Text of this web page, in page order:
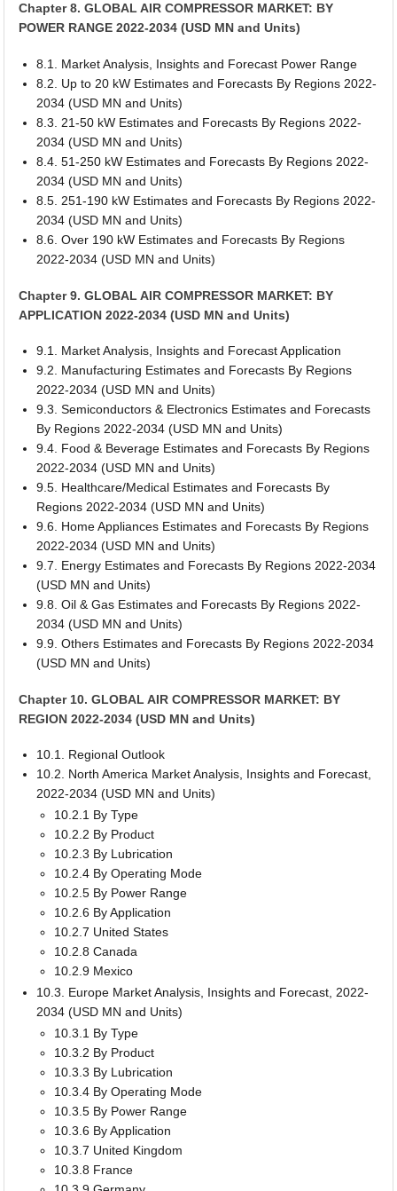
Chapter 8. GLOBAL AIR COMPRESSOR MARKET: BY
POWER RANGE 2022-2034 (USD MN and Units)
8.1. Market Analysis, Insights and Forecast Power Range
8.2. Up to 20 kW Estimates and Forecasts By Regions 2022-
2034 (USD MN and Units)
8.3. 21-50 kW Estimates and Forecasts By Regions 2022-
2034 (USD MN and Units)
8.4. 51-250 kW Estimates and Forecasts By Regions 2022-
2034 (USD MN and Units)
8.5. 251-190 kW Estimates and Forecasts By Regions 2022-
2034 (USD MN and Units)
8.6. Over 190 kW Estimates and Forecasts By Regions
2022-2034 (USD MN and Units)
Chapter 9. GLOBAL AIR COMPRESSOR MARKET: BY
APPLICATION 2022-2034 (USD MN and Units)
9.1. Market Analysis, Insights and Forecast Application
9.2. Manufacturing Estimates and Forecasts By Regions
2022-2034 (USD MN and Units)
9.3. Semiconductors & Electronics Estimates and Forecasts
By Regions 2022-2034 (USD MN and Units)
9.4. Food & Beverage Estimates and Forecasts By Regions
2022-2034 (USD MN and Units)
9.5. Healthcare/Medical Estimates and Forecasts By
Regions 2022-2034 (USD MN and Units)
9.6. Home Appliances Estimates and Forecasts By Regions
2022-2034 (USD MN and Units)
9.7. Energy Estimates and Forecasts By Regions 2022-2034
(USD MN and Units)
9.8. Oil & Gas Estimates and Forecasts By Regions 2022-
2034 (USD MN and Units)
9.9. Others Estimates and Forecasts By Regions 2022-2034
(USD MN and Units)
Chapter 10. GLOBAL AIR COMPRESSOR MARKET: BY
REGION 2022-2034 (USD MN and Units)
10.1. Regional Outlook
10.2. North America Market Analysis, Insights and Forecast,
2022-2034 (USD MN and Units)
10.2.1 By Type
10.2.2 By Product
10.2.3 By Lubrication
10.2.4 By Operating Mode
10.2.5 By Power Range
10.2.6 By Application
10.2.7 United States
10.2.8 Canada
10.2.9 Mexico
10.3. Europe Market Analysis, Insights and Forecast, 2022-
2034 (USD MN and Units)
10.3.1 By Type
10.3.2 By Product
10.3.3 By Lubrication
10.3.4 By Operating Mode
10.3.5 By Power Range
10.3.6 By Application
10.3.7 United Kingdom
10.3.8 France